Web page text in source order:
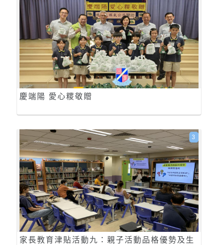
慶端陽 愛心糭敬贈
家長教育津貼活動九：親子活動品格優勢及生
3